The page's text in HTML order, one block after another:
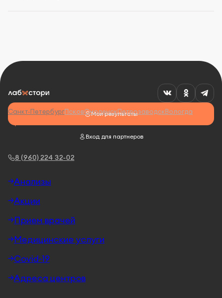
8 (960) 224 32-02
Мои результаты
Вход для партнеров
Санкт-ПетербургПсковСмоленскПетрозаводскВологда
Анализы
Акции
Прием врачей
Медицинские услуги
Covid-19
Адреса центров